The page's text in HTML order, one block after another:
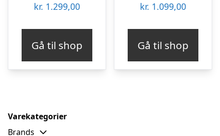
kr. 1.299,00
Gå til shop
kr. 1.099,00
Gå til shop
Varekategorier
Brands